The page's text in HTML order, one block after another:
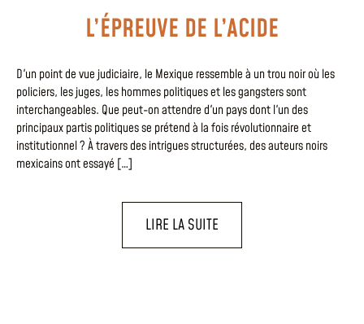
L’ÉPREUVE DE L’ACIDE
D'un point de vue judiciaire, le Mexique ressemble à un trou noir où les
policiers, les juges, les hommes politiques et les gangsters sont
interchangeables. Que peut-on attendre d'un pays dont l'un des
principaux partis politiques se prétend à la fois révolutionnaire et
institutionnel ? À travers des intrigues structurées, des auteurs noirs
mexicains ont essayé […]
LIRE LA SUITE